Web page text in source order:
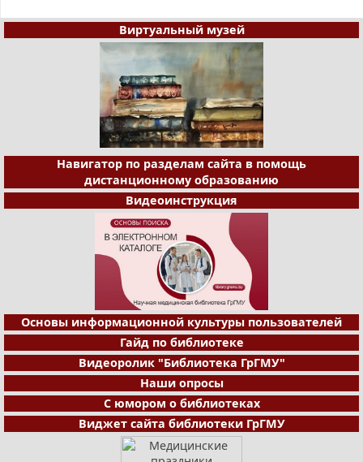
Виртуальный музей
Навигатор по разделам сайта в помощь
дистанционному образованию
Видеоинструкция
Основы информационной культуры пользователей
Гайд по библиотеке
Видеоролик "Библиотека ГрГМУ"
Наши опросы
С юмором о библиотеках
Виджет сайта библиотеки ГрГМУ